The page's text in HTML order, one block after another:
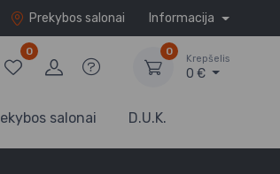
Prekybos salonai Informacija
0 0
Krepšelis
0 €
salonai D.U.K.